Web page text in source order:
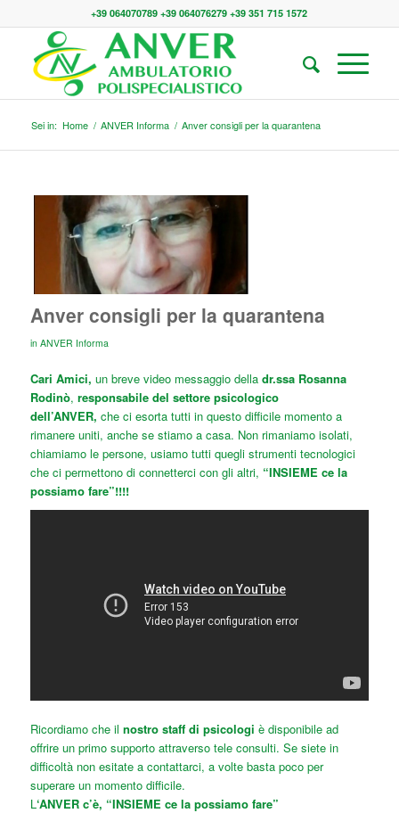
+39 064070789 +39 064076279 +39 351 715 1572
Sei in: Home / ANVER Informa / Anver consigli per la quarantena
Anver consigli per la quarantena
in ANVER Informa
Cari Amici, un breve video messaggio della dr.ssa Rosanna
Rodinò, responsabile del settore psicologico
dell’ANVER, che ci esorta tutti in questo difficile momento a
rimanere uniti, anche se stiamo a casa. Non rimaniamo isolati,
chiamiamo le persone, usiamo tutti quegli strumenti tecnologici
che ci permettono di connetterci con gli altri, “INSIEME ce la
possiamo fare”!!!!
Ricordiamo che il nostro staff di psicologi è disponibile ad
offrire un primo supporto attraverso tele consulti. Se siete in
difficoltà non esitate a contattarci, a volte basta poco per
superare un momento difficile.
L ‘ANVER c’è, “INSIEME ce la possiamo fare”